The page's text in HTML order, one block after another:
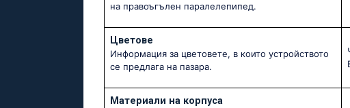
на правоъгълен паралелепипед.
Цветове
Информация за цветовете, в които устройството
се предлага на пазара.
Материали на корпуса